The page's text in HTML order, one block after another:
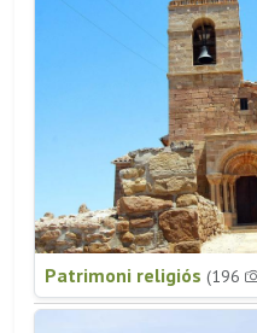
Patrimoni religiós (196